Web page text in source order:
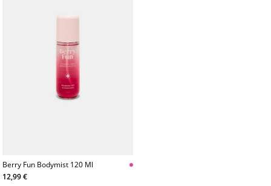
Berry Fun Bodymist 120 Ml
12,99 €